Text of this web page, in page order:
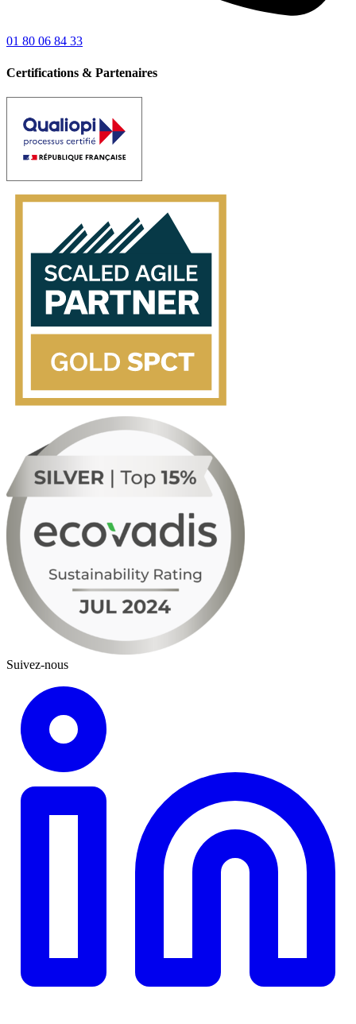
01 80 06 84 33
Certifications & Partenaires
Suivez-nous